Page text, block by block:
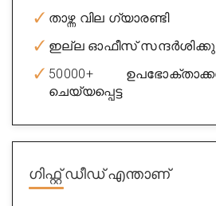
താഴ്ന്ന വില ഗ്യാരണ്ടി
ഇല്ല ഓഫീസ്
50000+
ചെയ്യപ്പെട്ട
ഗിഫ്റ്റ് ഡീഡ് എന്താണ്